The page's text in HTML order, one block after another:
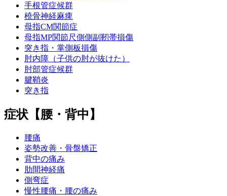
手根管症候群
橈骨神経麻痺
母指CM関節症
母指MP関節尺側側副靭帯損傷
突き指・掌側板損傷
肘内障（子供の肘が抜けた）
肘部管症候群
腱鞘炎
突き指
症状【腰・背中】
腰痛
姿勢改善・骨盤矯正
背中の痛み
肋間神経痛
側弯症
慢性腰痛・腰の痛み